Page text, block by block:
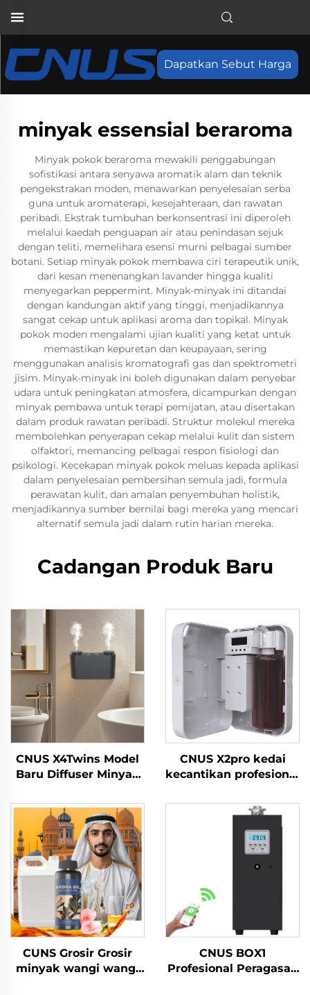
Dapatkan Sebut Harga
minyak essensial beraroma
Minyak pokok beraroma mewakili penggabungan
sofistikasi antara senyawa aromatik alam dan teknik
pengekstrakan moden, menawarkan penyelesaian serba
guna untuk aromaterapi, kesejahteraan, dan rawatan
peribadi. Ekstrak tumbuhan berkonsentrasi ini diperoleh
melalui kaedah penguapan air atau penindasan sejuk
dengan teliti, memelihara esensi murni pelbagai sumber
botani. Setiap minyak pokok membawa ciri terapeutik unik,
dari kesan menenangkan lavander hingga kualiti
menyegarkan peppermint. Minyak-minyak ini ditandai
dengan kandungan aktif yang tinggi, menjadikannya
sangat cekap untuk aplikasi aroma dan topikal. Minyak
pokok moden mengalami ujian kualiti yang ketat untuk
memastikan kepuretan dan keupayaan, sering
menggunakan analisis kromatografi gas dan spektrometri
jisim. Minyak-minyak ini boleh digunakan dalam penyebar
udara untuk peningkatan atmosfera, dicampurkan dengan
minyak pembawa untuk terapi pemijatan, atau disertakan
dalam produk rawatan peribadi. Struktur molekul mereka
membolehkan penyerapan cekap melalui kulit dan sistem
olfaktori, memancing pelbagai respon fisiologi dan
psikologi. Kecekapan minyak pokok meluas kepada aplikasi
dalam penyelesaian pembersihan semula jadi, formula
perawatan kulit, dan amalan penyembuhan holistik,
menjadikannya sumber bernilai bagi mereka yang mencari
alternatif semula jadi dalam rutin harian mereka.
Cadangan Produk Baru
CNUS X4Twins Model
Baru Diffuser Minyak
udara Untuk pejabat
kedai
CNUS X2pro kedai
kecantikan profesional
Diffuser wangi minyak
pati hotel Mesin wangi
CUNS Grosir Grosir
minyak wangi wangi
CNUS BOX1
Profesional Peragasan